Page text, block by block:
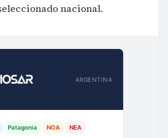
nacional.
ARGENTINA
Patagonia NOA NEA